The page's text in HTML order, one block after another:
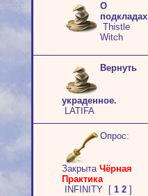
О
подкладах
Thistle
Witch
Вернуть
украденное.
LATIFA
Опрос:
Закрыта Чёрная
Практика
INFINITY
[ 1 2 ]